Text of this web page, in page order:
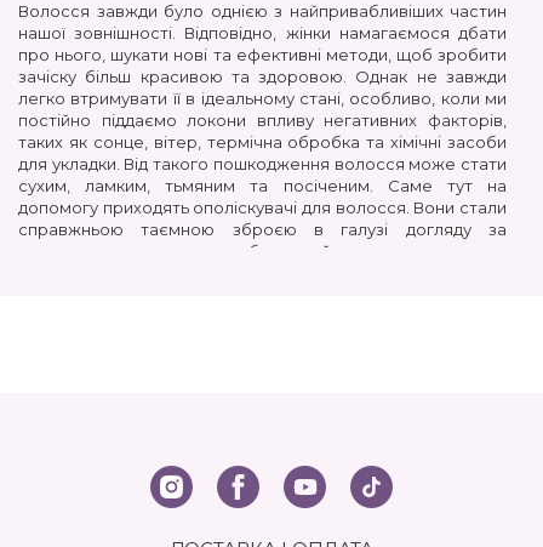
Волосся завжди було однією з найпривабливіших частин
нашої зовнішності. Відповідно, жінки намагаємося дбати
про нього, шукати нові та ефективні методи, щоб зробити
зачіску більш красивою та здоровою. Однак не завжди
легко втримувати її в ідеальному стані, особливо, коли ми
постійно піддаємо локони впливу негативних факторів,
таких як сонце, вітер, термічна обробка та хімічні засоби
для укладки. Від такого пошкодження волосся може стати
сухим, ламким, тьмяним та посіченим. Саме тут на
допомогу приходять ополіскувачі для волосся. Вони стали
справжньою таємною зброєю в галузі догляду за
волоссям та допомагають зберегти його красу.
слухняними та блискучими.
ВОЛОССЯ?